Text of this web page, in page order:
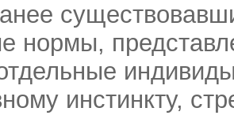
нормы,
инстинкту,